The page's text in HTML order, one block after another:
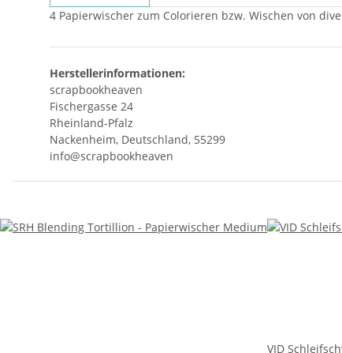
4 Papierwischer zum Colorieren bzw. Wischen von
Herstellerinformationen:
scrapbookheaven
Fischergasse 24
Rheinland-Pfalz
Nackenheim, Deutschland, 55299
info@scrapbookheaven
VID